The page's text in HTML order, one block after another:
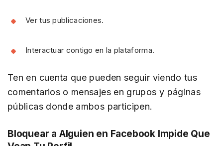
Ver tus publicaciones.
Interactuar contigo en la plataforma.
Ten en cuenta que pueden seguir viendo tus
comentarios o mensajes en grupos y páginas
públicas donde ambos participen.
Bloquear a Alguien en Facebook Impide Que